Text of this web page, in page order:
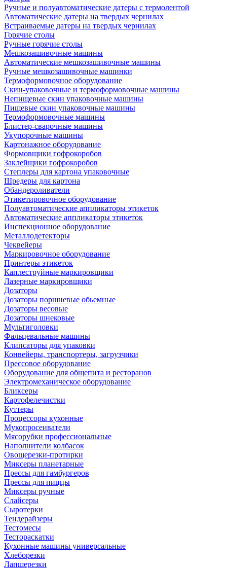
Ручные и полуавтоматические датеры с термолентой
Автоматические датеры на твердых чернилах
Встраиваемые датеры на твердых чернилах
Горячие столы
Ручные горячие столы
Мешкозашивочные машины
Автоматические мешкозашивочные машины
Ручные мешкозашивочные машинки
Термоформовочное оборудование
Скин-упаковочные и термоформовочные машины
Непищевые скин упаковочные машины
Пищевые скин упаковочные машины
Термоформовочные машины
Блистер-сварочные машины
Укупорочные машины
Картонажное оборудование
Формовщики гофрокоробов
Заклейщики гофрокоробов
Степлеры для картона упаковочные
Шредеры для картона
Обандероливатели
Этикетировочное оборудование
Полуавтоматические аппликаторы этикеток
Автоматические аппликаторы этикеток
Инспекционное оборудование
Металлодетекторы
Чеквейеры
Маркировочное оборудование
Принтеры этикеток
Каплеструйные маркировщики
Лазерные маркировщики
Дозаторы
Дозаторы поршневые обьемные
Дозаторы весовые
Дозаторы шнековые
Мультиголовки
Фальцевальные машины
Клипсаторы для упаковки
Конвейеры, транспортеры, загрузчики
Прессовое оборудование
Оборудование для общепита и ресторанов
Электромеханическое оборудование
Бликсеры
Картофелечистки
Куттеры
Процессоры кухонные
Мукопросеиватели
Мясорубки профессиональные
Наполнители колбасок
Овощерезки-протирки
Миксеры планетарные
Прессы для гамбургеров
Прессы для пиццы
Миксеры ручные
Слайсеры
Сыротерки
Тендерайзеры
Тестомесы
Тестораскатки
Кухонные машины универсальные
Хлеборезки
Лапшерезки